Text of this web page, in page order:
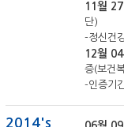
11월
단)
-정신건
12월
증(보건
-인증기
2014's